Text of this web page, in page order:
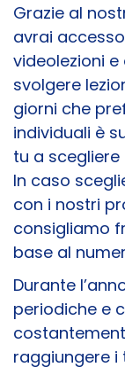
Grazie al
avrai
videolezioni
svolgere
giorni che
individuali è
tu a
In caso
con i nostri
consigliamo
base al
Durante
periodiche e
raggiungere i